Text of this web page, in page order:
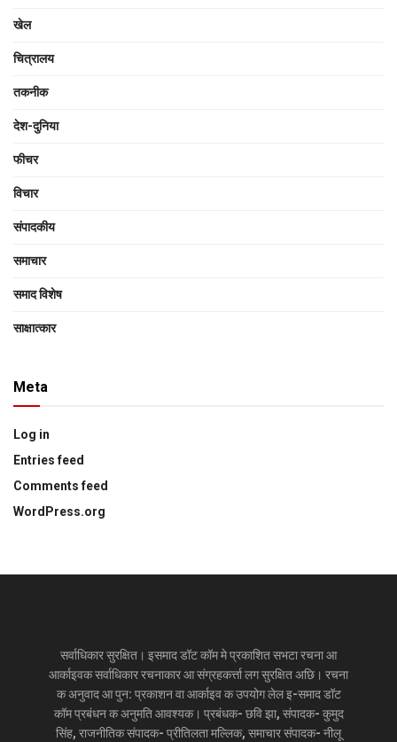
खेल
चित्रालय
तकनीक
देश-दुनिया
फीचर
विचार
संपादकीय
समाचार
समाद विशेष
साक्षात्‍कार
Meta
Log in
Entries feed
Comments feed
WordPress.org
सर्वाधिकार सुरक्षित। इसमाद डॉट कॉम मे प्रकाशित सभटा रचना आ
आर्काइवक सर्वाधिकार रचनाकार आ संग्रहकर्त्ता लग सुरक्षित अछि। रचना
क अनुवाद आ पुन: प्रकाशन वा आर्काइव क उपयोग लेल इ-समाद डॉट
कॉम प्रबंधन क अनुमति आवश्यक। प्रबंधक- छवि झा, संपादक- कुमुद
सिंह, राजनीतिक संपादक- प्रीतिलता मल्लिक, समाचार संपादक- नीलू